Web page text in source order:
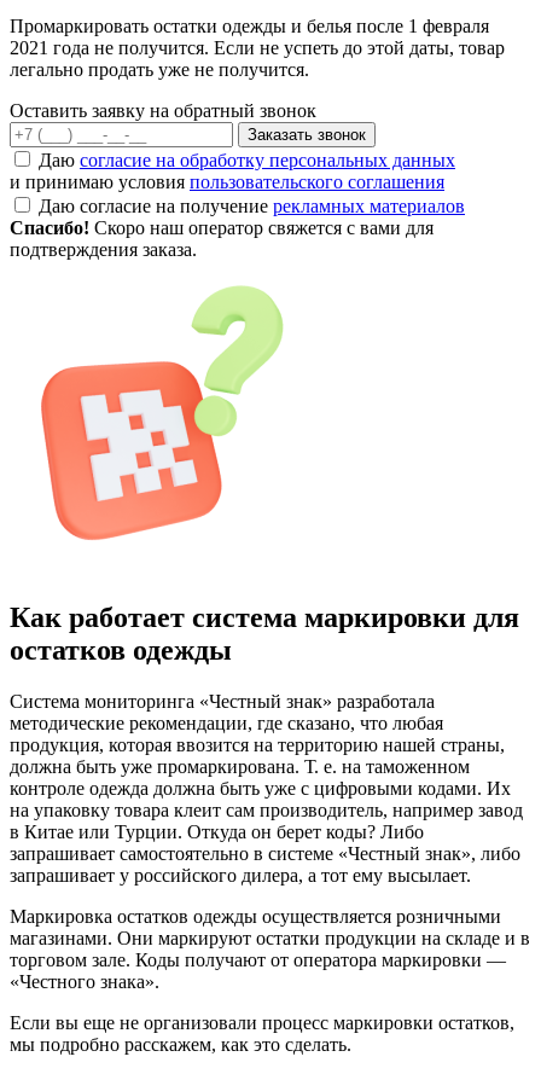
Промаркировать остатки одежды и белья после 1 февраля
2021 года не получится. Если не успеть до этой даты, товар
легально продать уже не получится.
Оставить заявку на обратный звонок
Заказать звонок
Даю согласие на обработку персональных данных
и принимаю условия пользовательского соглашения
Даю согласие на получение рекламных материалов
Спасибо! Скоро наш оператор свяжется с вами для
подтверждения заказа.
Как работает система маркировки для
остатков одежды
Система мониторинга «Честный знак» разработала
методические рекомендации, где сказано, что любая
продукция, которая ввозится на территорию нашей страны,
должна быть уже промаркирована. Т. е. на таможенном
контроле одежда должна быть уже с цифровыми кодами. Их
на упаковку товара клеит сам производитель, например завод
в Китае или Турции. Откуда он берет коды? Либо
запрашивает самостоятельно в системе «Честный знак», либо
запрашивает у российского дилера, а тот ему высылает.
Маркировка остатков одежды осуществляется розничными
магазинами. Они маркируют остатки продукции на складе и в
торговом зале. Коды получают от оператора маркировки —
«Честного знака».
Если вы еще не организовали процесс маркировки остатков,
мы подробно расскажем, как это сделать.